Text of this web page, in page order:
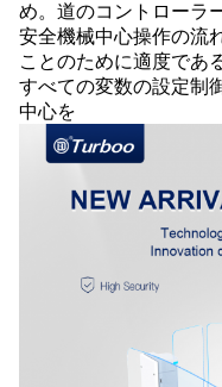
め。道のコントローラ
安全機械中心操作の流
ことのために適度であ
すべての変数の設定制
中心を